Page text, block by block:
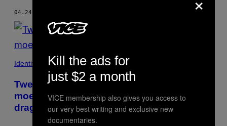
04.24.18
Identiteit
Twee Nederlandse dragqueens over hun
moeder-dochterrelatie en het leven als
drag
Kill the ads for
just $2 a month
VICE membership also gives you access to
our very best writing and exclusive new
documentaries.